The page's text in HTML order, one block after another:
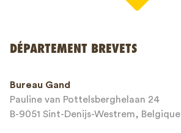
Adresse email*
DÉPARTEMENT BREVETS
Bureau Gand
Pauline van Pottelsberghelaan 24
B-9051 Sint-Denijs-Westrem, Belgique